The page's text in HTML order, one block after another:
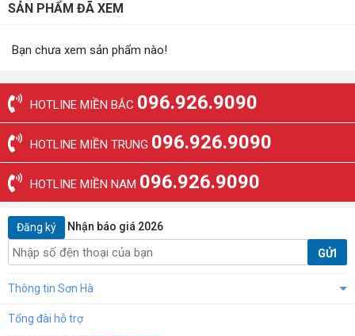
SẢN PHẨM ĐÃ XEM
Bạn chưa xem sản phẩm nào!
HOTLINE MIỀN BẮC 096.926.9090
HOTLINE MIỀN TRUNG 096.926.9090
HOTLINE MIỀN NAM 096.926.9090
Đăng ký Nhận báo giá 2026
GỬI
Thông tin Sơn Hà
Tổng đài hỗ trợ